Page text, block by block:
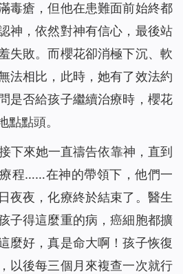
毒瘡，但他在患難面前始終都
神，依然對神有信心，最後站
失敗。而櫻花卻消極下沉、軟
法相比，此時，她有了效法約
是否給孩子繼續治療時，櫻花
點點頭。
下來她一直禱告依靠神，直到
程……在神的帶領下，他們一
夜夜，化療終於結束了。醫生
子得這麼重的病，癌細胞都擴
麼好，真是命大啊！孩子恢復
以後每三個月來複查一次就行